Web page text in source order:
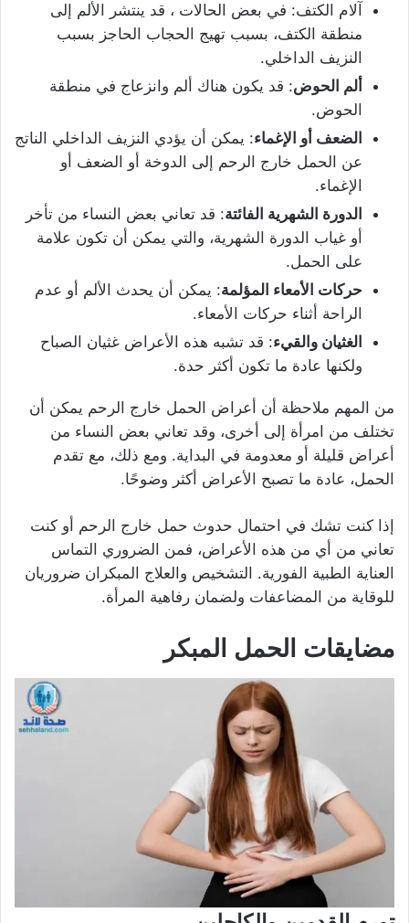
آلام الكتف: في بعض الحالات ، قد ينتشر الألم إلى
منطقة الكتف، بسبب تهيج الحجاب الحاجز بسبب
النزيف الداخلي.
ألم الحوض: قد يكون هناك ألم وانزعاج في منطقة
الحوض.
الضعف أو الإغماء: يمكن أن يؤدي النزيف الداخلي الناتج
عن الحمل خارج الرحم إلى الدوخة أو الضعف أو
الإغماء.
الدورة الشهرية الفائتة: قد تعاني بعض النساء من تأخر
أو غياب الدورة الشهرية، والتي يمكن أن تكون علامة
على الحمل.
حركات الأمعاء المؤلمة: يمكن أن يحدث الألم أو عدم
الراحة أثناء حركات الأمعاء.
الغثيان والقيء: قد تشبه هذه الأعراض غثيان الصباح
ولكنها عادة ما تكون أكثر حدة.
من المهم ملاحظة أن أعراض الحمل خارج الرحم يمكن أن
تختلف من امرأة إلى أخرى، وقد تعاني بعض النساء من
أعراض قليلة أو معدومة في البداية. ومع ذلك، مع تقدم
الحمل، عادة ما تصبح الأعراض أكثر وضوحًا.
إذا كنت تشك في احتمال حدوث حمل خارج الرحم أو كنت
تعاني من أي من هذه الأعراض، فمن الضروري التماس
العناية الطبية الفورية. التشخيص والعلاج المبكران ضروريان
للوقاية من المضاعفات ولضمان رفاهية المرأة.
مضايقات الحمل المبكر